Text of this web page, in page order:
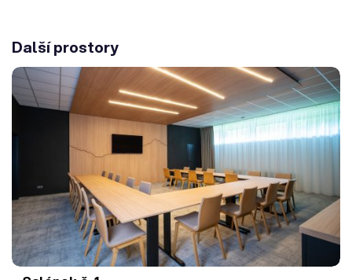
Další prostory